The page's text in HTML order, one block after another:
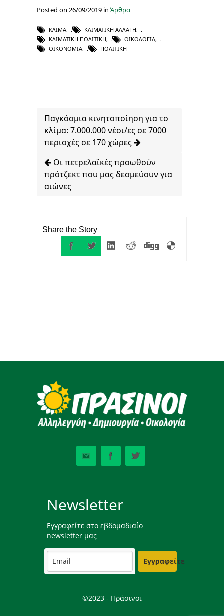
Posted on 26/09/2019 in Άρθρα
ΚΛΊΜΑ, ΚΛΙΜΑΤΙΚΉ ΑΛΛΑΓΉ,
ΚΛΙΜΑΤΙΚΉ ΠΟΛΙΤΙΚΉ, ΟΙΚΟΛΟΓΊΑ,
ΟΙΚΟΝΟΜΊΑ, ΠΟΛΙΤΙΚΉ
Παγκόσμια κινητοποίηση για το
κλίμα: 7.000.000 νέοι/ες σε 7000
περιοχές σε 170 χώρες
Οι πετρελαϊκές προωθούν
πρότζεκτ που μας δεσμεύουν για
αιώνες
Share the Story
Newsletter
Εγγραφείτε στο εβδομαδιαίο
newsletter μας
Εγγραφείτε
©2023 - Πράσινοι